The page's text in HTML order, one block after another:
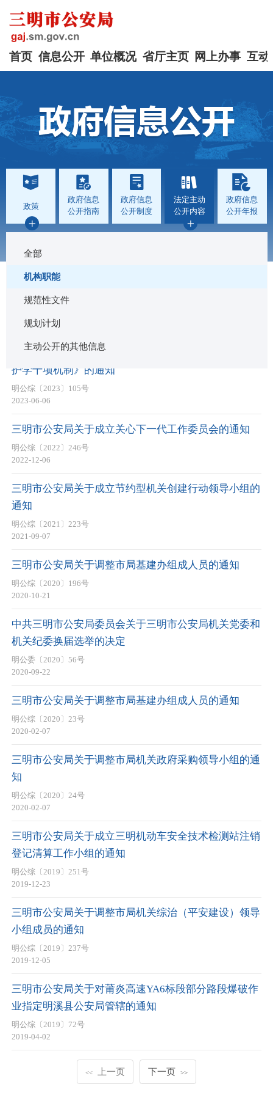
首页 信息公开 单位概况 省厅主页 网上办事 互动
政策
政府信息
公开指南
政府信息
公开制度
法定主动
公开内容
全部
机构职能
规范性文件
规划计划
主动公开的其他信息
政府信息
公开年报
机构职能
三明市公安局关于分解落实《三明市校园文明交通联动
护学十项机制》的通知
明公综〔2023〕105号
2023-06-06
三明市公安局关于成立关心下一代工作委员会的通知
明公综〔2022〕246号
2022-12-06
三明市公安局关于成立节约型机关创建行动领导小组的
通知
明公综〔2021〕223号
2021-09-07
三明市公安局关于调整市局基建办组成人员的通知
明公综〔2020〕196号
2020-10-21
中共三明市公安局委员会关于三明市公安局机关党委和
机关纪委换届选举的决定
明公委〔2020〕56号
2020-09-22
三明市公安局关于调整市局基建办组成人员的通知
明公综〔2020〕23号
2020-02-07
三明市公安局关于调整市局机关政府采购领导小组的通
知
明公综〔2020〕24号
2020-02-07
三明市公安局关于成立三明机动车安全技术检测站注销
登记清算工作小组的通知
明公综〔2019〕251号
2019-12-23
三明市公安局关于调整市局机关综治（平安建设）领导
小组成员的通知
明公综〔2019〕237号
2019-12-05
三明市公安局关于对莆炎高速YA6标段部分路段爆破作
业指定明溪县公安局管辖的通知
明公综〔2019〕72号
2019-04-02
<< 上一页 下一页 >>